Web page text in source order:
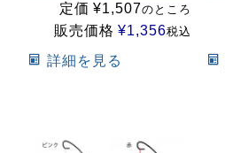
定価 ¥1,507のところ
販売価格 ¥1,356税込
詳細を見る